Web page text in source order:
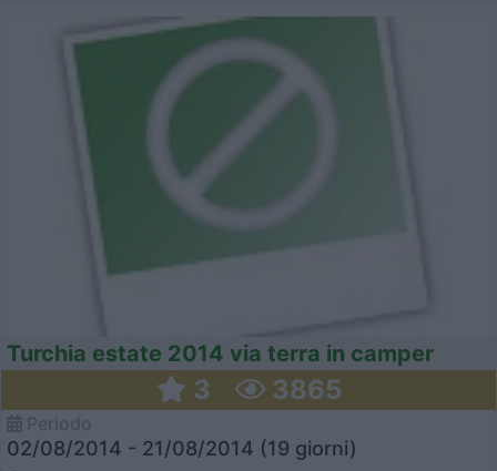
Turchia estate 2014 via terra in camper
3 3865
02/08/2014 - 21/08/2014 (19 giorni)